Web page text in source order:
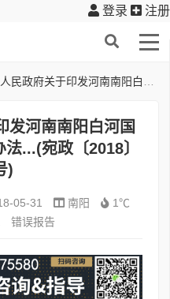
登录 注册
于印发河南南阳白河国家湿地公园保护管理办法...(宛政〔2018〕20号)
发河南南阳白河国
...(宛政〔2018〕
)
05-31 南阳
1℃
错误报告